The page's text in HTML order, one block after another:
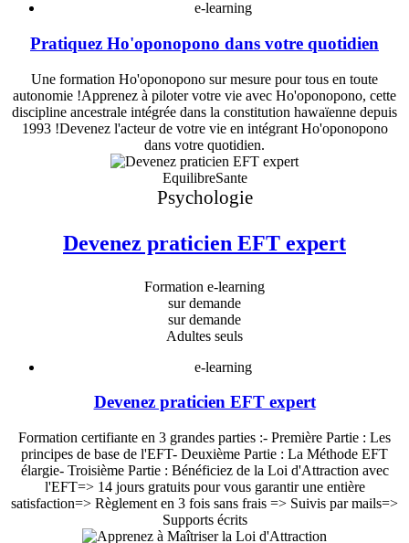
e-learning
Pratiquez Ho'oponopono dans votre quotidien
Une formation Ho'oponopono sur mesure pour tous en toute
autonomie !Apprenez à piloter votre vie avec Ho'oponopono, cette
discipline ancestrale intégrée dans la constitution hawaïenne depuis
1993 !Devenez l'acteur de votre vie en intégrant Ho'oponopono
dans votre quotidien.
EquilibreSante
Psychologie
Devenez praticien EFT expert
Formation e-learning
sur demande
sur demande
Adultes seuls
e-learning
Devenez praticien EFT expert
Formation certifiante en 3 grandes parties :- Première Partie : Les
principes de base de l'EFT- Deuxième Partie : La Méthode EFT
élargie- Troisième Partie : Bénéficiez de la Loi d'Attraction avec
l'EFT=> 14 jours gratuits pour vous garantir une entière
satisfaction=> Règlement en 3 fois sans frais => Suivis par mails=>
Supports écrits